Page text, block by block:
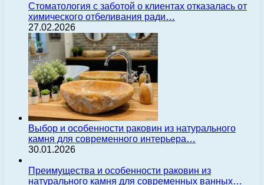
Стоматология с заботой о клиентах отказалась от
химического отбеливания ради…
27.02.2026
Выбор и особенности раковин из натурального
камня для современного интерьера…
30.01.2026
Преимущества и особенности раковин из
натурального камня для современных ванных…